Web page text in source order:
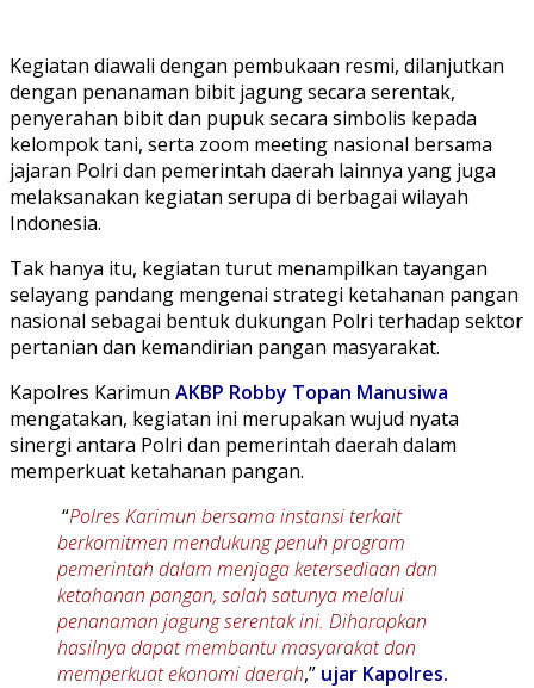
Kegiatan diawali dengan pembukaan resmi, dilanjutkan
dengan penanaman bibit jagung secara serentak,
penyerahan bibit dan pupuk secara simbolis kepada
kelompok tani, serta zoom meeting nasional bersama
jajaran Polri dan pemerintah daerah lainnya yang juga
melaksanakan kegiatan serupa di berbagai wilayah
Indonesia.
Tak hanya itu, kegiatan turut menampilkan tayangan
selayang pandang mengenai strategi ketahanan pangan
nasional sebagai bentuk dukungan Polri terhadap sektor
pertanian dan kemandirian pangan masyarakat.
Kapolres Karimun AKBP Robby Topan Manusiwa
mengatakan, kegiatan ini merupakan wujud nyata
sinergi antara Polri dan pemerintah daerah dalam
memperkuat ketahanan pangan.
“Polres Karimun bersama instansi terkait
berkomitmen mendukung penuh program
pemerintah dalam menjaga ketersediaan dan
ketahanan pangan, salah satunya melalui
penanaman jagung serentak ini. Diharapkan
hasilnya dapat membantu masyarakat dan
memperkuat ekonomi daerah,” ujar Kapolres.